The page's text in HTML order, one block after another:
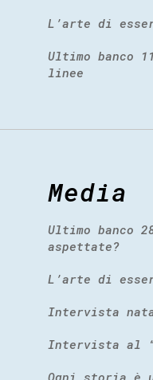
L’arte di
Ultimo banco
linee
Media
Ultimo banco
aspettate?
L’arte di
Intervista
Intervista al
Ogni storia è